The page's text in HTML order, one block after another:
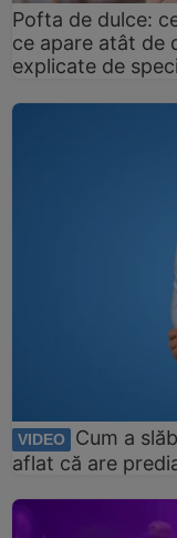
Pofta de dulce:
ce apare atât de
explicate de
VIDEO
Cum a
aflat că are